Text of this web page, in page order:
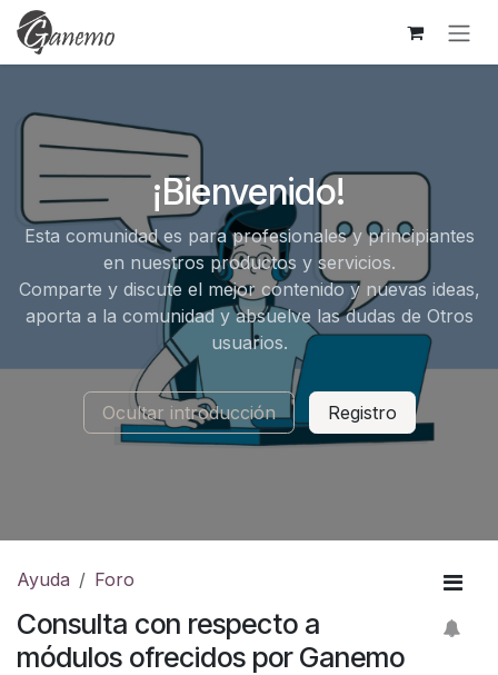
Ir al contenido
¡Bienvenido!
Esta comunidad es para profesionales y principiantes
en nuestros productos y servicios.
Comparte y discute el mejor contenido y nuevas ideas,
aporta a la comunidad y absuelve las dudas de Otros
usuarios.
Ocultar introducción Registro
Ayuda Foro
Consulta con respecto a
módulos ofrecidos por Ganemo